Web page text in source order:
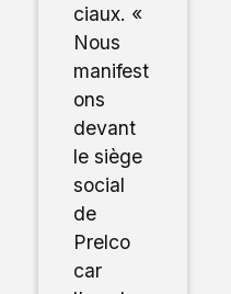
ciaux. «
Nous
manifest
ons
devant
le siège
social
de
Prelco
car